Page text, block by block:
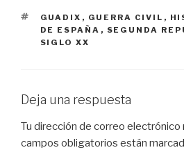
ETIQUETAS
GUADIX , GUERRA CIVIL ,
DE ESPAÑA , SEGUNDA
SIGLO XX
Deja una respuesta
Tu dirección de correo electrónico
campos obligatorios están